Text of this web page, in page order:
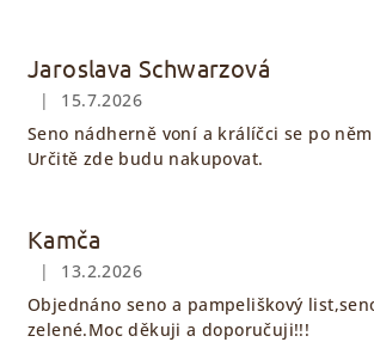
Jaroslava Schwarzová
Hodnocení obchodu je 5 z 5 hvězdiček.
|
15.7.2026
Seno nádherně voní a králíčci se po
Určitě zde budu nakupovat.
Kamča
Hodnocení obchodu je 5 z 5 hvězdiček.
|
13.2.2026
Objednáno seno a pampeliškový
zelené.Moc děkuji a doporučuji!!!